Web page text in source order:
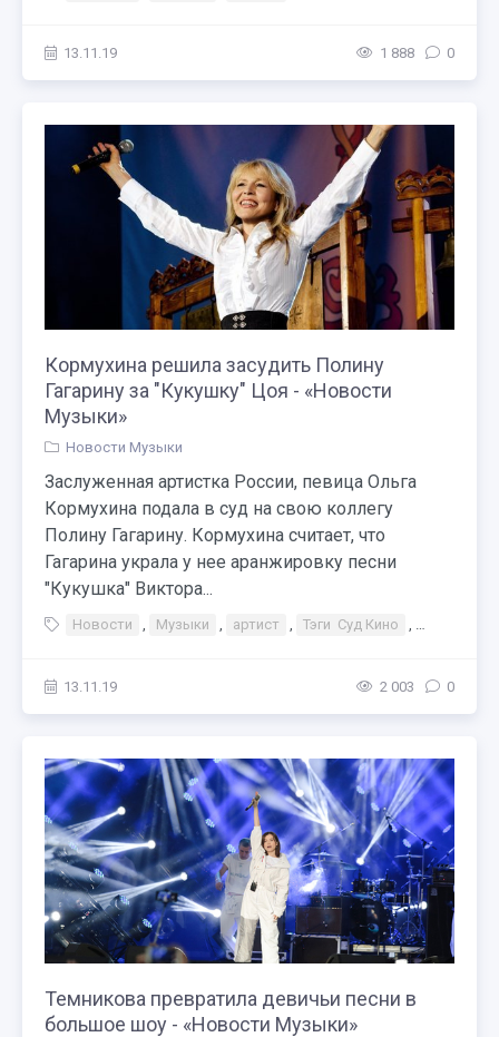
13.11.19 1 888 0
Кормухина решила засудить Полину
Гагарину за "Кукушку" Цоя - «Новости
Музыки»
Новости Музыки
Заслуженная артистка России, певица Ольга
Кормухина подала в суд на свою коллегу
Полину Гагарину. Кормухина считает, что
Гагарина украла у нее аранжировку песни
"Кукушка" Виктора...
Новости , Музыки , артист , Тэги Суд Кино , Договор
13.11.19 2 003 0
Темникова превратила девичьи песни в
большое шоу - «Новости Музыки»